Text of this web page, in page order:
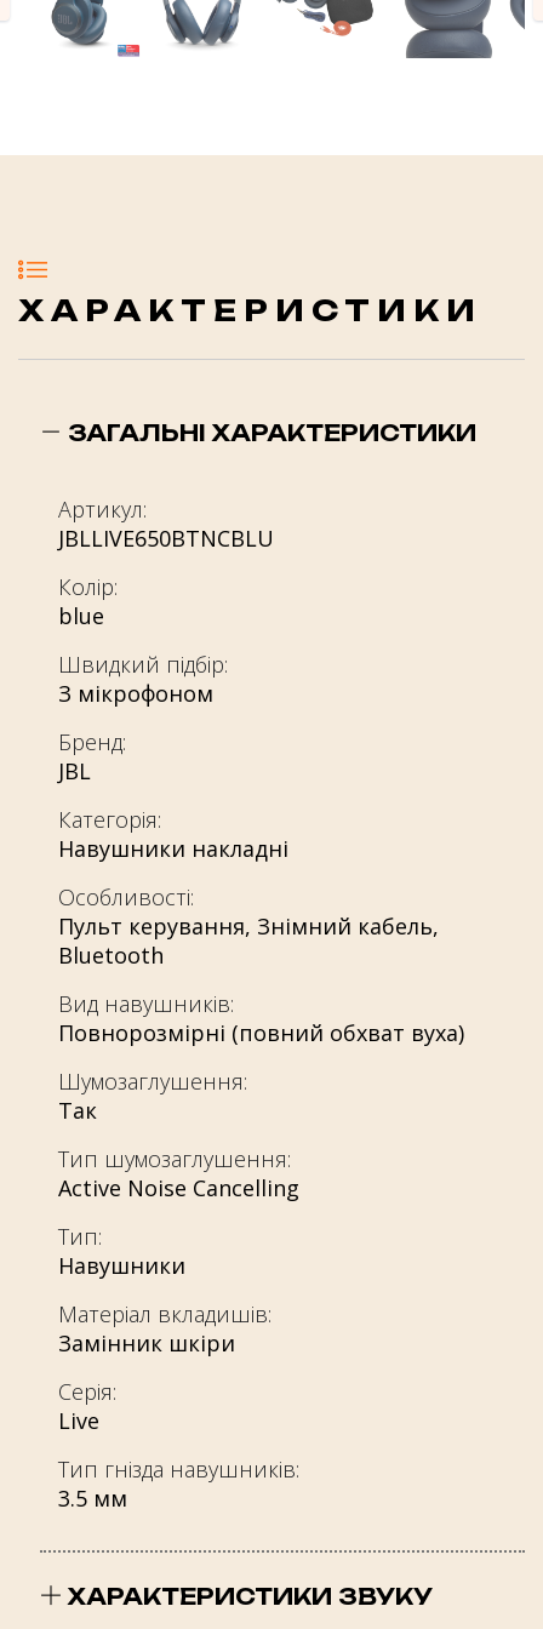
ХАРАКТЕРИСТИКИ
ЗАГАЛЬНІ ХАРАКТЕРИСТИКИ
Артикул:
JBLLIVE650BTNCBLU
Колір:
blue
Швидкий підбір:
З мікрофоном
Бренд:
JBL
Категорія:
Навушники накладні
Особливості:
Пульт керування, Знімний кабель,
Bluetooth
Вид навушників:
Повнорозмірні (повний обхват вуха)
Шумозаглушення:
Так
Тип шумозаглушення:
Active Noise Cancelling
Тип:
Навушники
Матеріал вкладишів:
Замінник шкіри
Серія:
Live
Тип гнізда навушників:
3.5 мм
ХАРАКТЕРИСТИКИ ЗВУКУ